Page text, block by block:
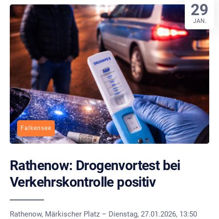
Falkensee
Rathenow: Drogenvortest bei
Verkehrskontrolle positiv
Rathenow, Märkischer Platz – Dienstag, 27.01.2026, 13:50
29
JAN.